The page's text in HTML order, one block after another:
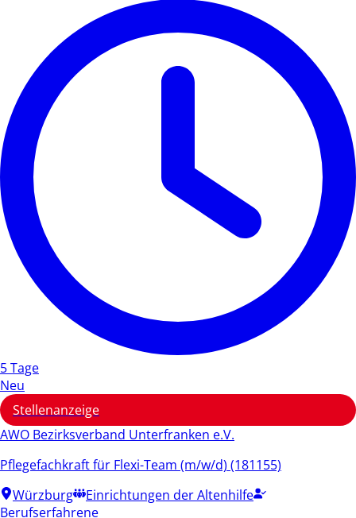
5 Tage
Neu
Stellenanzeige
AWO Bezirksverband Unterfranken e.V.
Pflegefachkraft für Flexi-Team (m/w/d) (181155)
Würzburg
Einrichtungen der Altenhilfe
Berufserfahrene